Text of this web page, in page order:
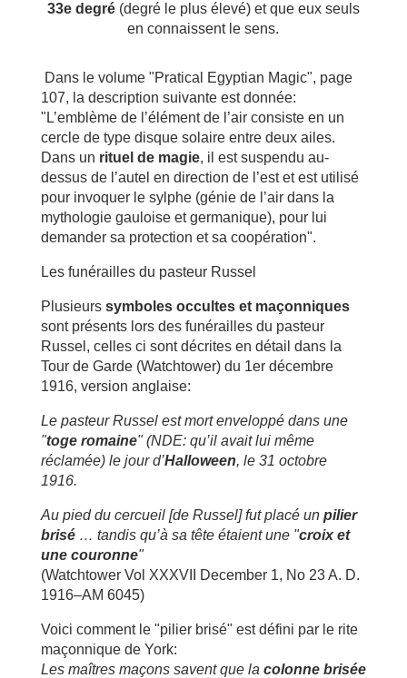
33e degré(degré le plus élevé) et que eux seuls
en connaissent le sens.
Dans le volume "Pratical Egyptian Magic", page
107, la description suivante est donnée:
"L’emblème de l’élément de l’air consiste en un
cercle de type disque solaire entre deux ailes.
Dans un rituel de magie, il est suspendu au-
dessus de l’autel en direction de l’est et est utilisé
pour invoquer le sylphe (génie de l’air dans la
mythologie gauloise et germanique), pour lui
demander sa protection et sa coopération".
Les funérailles du pasteur Russel
Plusieurs symboles occultes et maçonniques
sont présents lors des funérailles du pasteur
Russel, celles ci sont décrites en détail dans la
Tour de Garde (Watchtower) du 1er décembre
1916, version anglaise:
Le pasteur Russel est mort enveloppé dans une
"toge romaine" (NDE: qu’il avait lui même
réclamée) le jour d’Halloween, le 31 octobre
1916.
Au pied du cercueil [de Russel] fut placé un pilier
brisé… tandis qu’à sa tête étaient une "croix et
une couronne"
(Watchtower Vol XXXVII December 1, No 23 A. D.
1916–AM 6045)
Voici comment le "pilier brisé" est défini par le rite
maçonnique de York:
Les maîtres maçons savent que la colonne brisée